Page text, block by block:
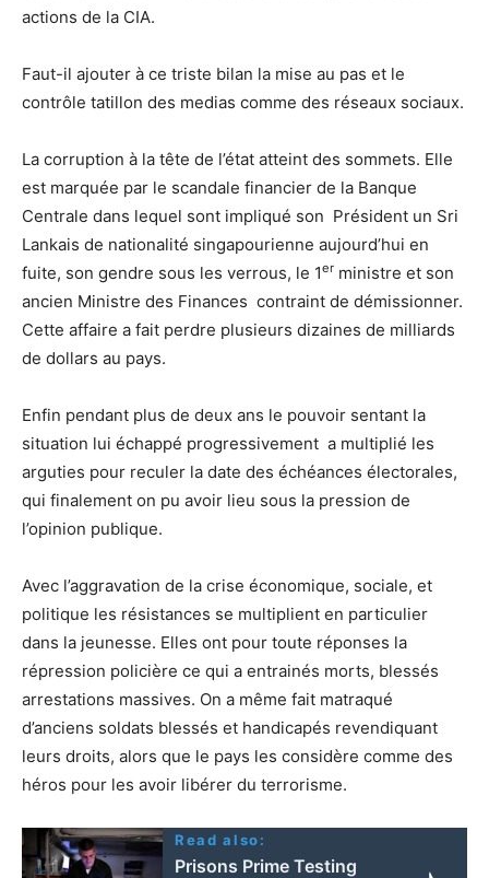
actions de la CIA.
Faut-il ajouter à ce triste bilan la mise au pas et le
contrôle tatillon des medias comme des réseaux sociaux.
La corruption à la tête de l’état atteint des sommets. Elle
est marquée par le scandale financier de la Banque
Centrale dans lequel sont impliqué son Président un Sri
Lankais de nationalité singapourienne aujourd’hui en
fuite, son gendre sous les verrous, le 1er ministre et son
ancien Ministre des Finances contraint de démissionner.
Cette affaire a fait perdre plusieurs dizaines de milliards
de dollars au pays.
Enfin pendant plus de deux ans le pouvoir sentant la
situation lui échappé progressivement a multiplié les
arguties pour reculer la date des échéances électorales,
qui finalement on pu avoir lieu sous la pression de
l’opinion publique.
Avec l’aggravation de la crise économique, sociale, et
politique les résistances se multiplient en particulier
dans la jeunesse. Elles ont pour toute réponses la
répression policière ce qui a entrainés morts, blessés
arrestations massives. On a même fait matraqué
d’anciens soldats blessés et handicapés revendiquant
leurs droits, alors que le pays les considère comme des
héros pour les avoir libérer du terrorisme.
Read also:
Prisons Prime Testing